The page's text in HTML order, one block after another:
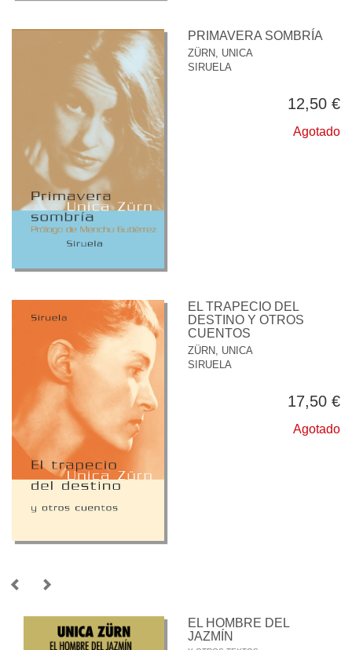
PRIMAVERA SOMBRÍA
ZÜRN, UNICA
SIRUELA
12,50 €
Agotado
EL TRAPECIO DEL
DESTINO Y OTROS
CUENTOS
ZÜRN, UNICA
SIRUELA
17,50 €
Agotado
EL HOMBRE DEL
JAZMÍN